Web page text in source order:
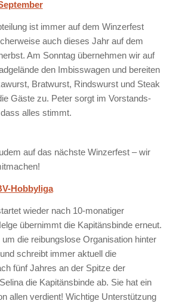
ist immer auf dem Winzerfest
auch dieses Jahr auf dem
Am Sonntag übernehmen wir auf
den Imbisswagen und bereiten
Bratwurst, Rindswurst und Steak
Gäste zu. Peter sorgt im Vorstands-
alles stimmt.
auf das nächste Winzerfest – wir
Hobbyliga
wieder nach 10-monatiger
übernimmt die Kapitänsbinde erneut.
die reibungslose Organisation hinter
schreibt immer aktuell die
fünf Jahres an der Spitze der
die Kapitänsbinde ab. Sie hat ein
allen verdient! Wichtige Unterstützung